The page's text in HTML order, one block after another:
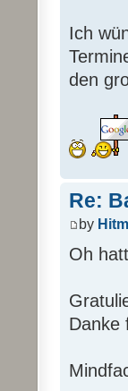
Ich
den
Re:
by
Oh
Danke